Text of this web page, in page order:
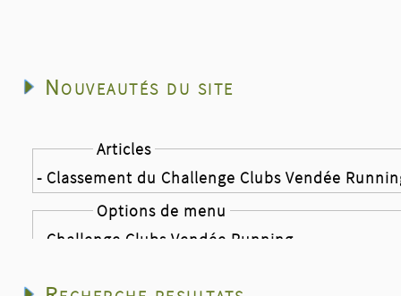
Nouveautés du site
Articles
- Classement du Challenge Clubs Vendée
Options de menu
- Challenge Clubs Vendée Running